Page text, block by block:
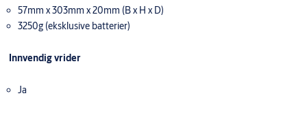
57mm x 303mm x 20mm (B x H x D)
3250g (eksklusive batterier)
Innvendig vrider
Ja